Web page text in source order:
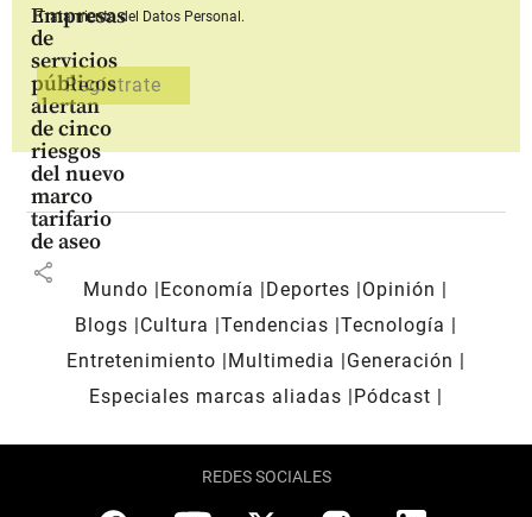
Empresas
de
servicios
públicos
alertan
de cinco
riesgos
del nuevo
marco
tarifario
de aseo
share
Tratamiento del Datos Personal.
Mundo Economía Deportes
Opinión
Blogs
Cultura Tendencias Tecnología
Entretenimiento
Multimedia
Generación
Especiales marcas aliadas
Pódcast
REDES SOCIALES